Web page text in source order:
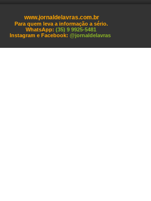
www.jornaldelavras.com.br
Para quem leva a informação a sério.
WhatsApp: (35) 9 9925-5481
Instagram e Facebook: @jornaldelavras